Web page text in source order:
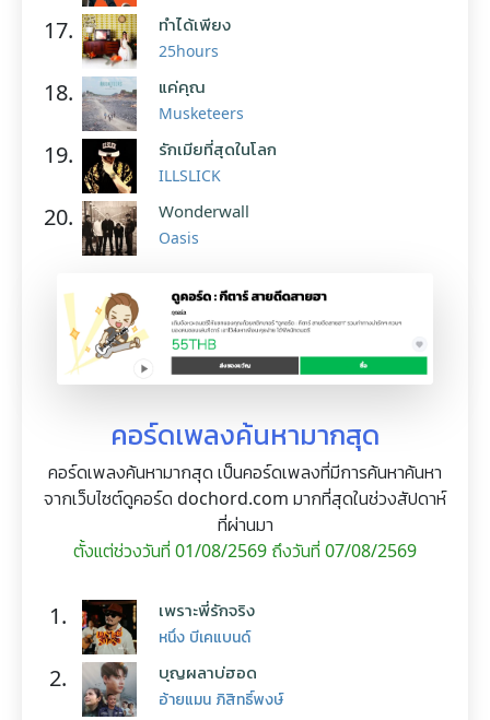
17. ทำได้เพียง
25hours
18. แค่คุณ
Musketeers
19. รักเมียที่สุดในโลก
ILLSLICK
20. Wonderwall
Oasis
คอร์ดเพลงค้นหามากสุด
คอร์ดเพลงค้นหามากสุด เป็นคอร์ดเพลงที่มีการค้นหาค้นหา
จากเว็บไซต์ดูคอร์ด dochord.com มากที่สุดในช่วงสัปดาห์
ที่ผ่านมา
ตั้งแต่ช่วงวันที่ 01/08/2569 ถึงวันที่ 07/08/2569
1. เพราะพี่รักจริง
หนึ่ง บีเคแบนด์
2. บุญผลาบ่ฮอด
อ้ายแมน ภิสิทธิ์พงษ์